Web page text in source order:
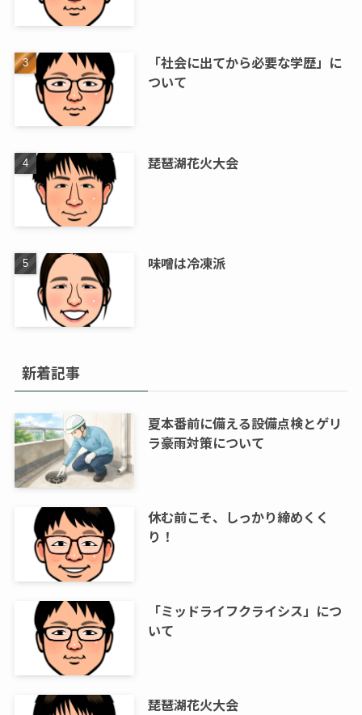
「社会に出てから必要な学歴」に
ついて
琵琶湖花火大会
味噌は冷凍派
新着記事
夏本番前に備える設備点検とゲリ
ラ豪雨対策について
休む前こそ、しっかり締めくく
り！
「ミッドライフクライシス」につ
いて
琵琶湖花火大会